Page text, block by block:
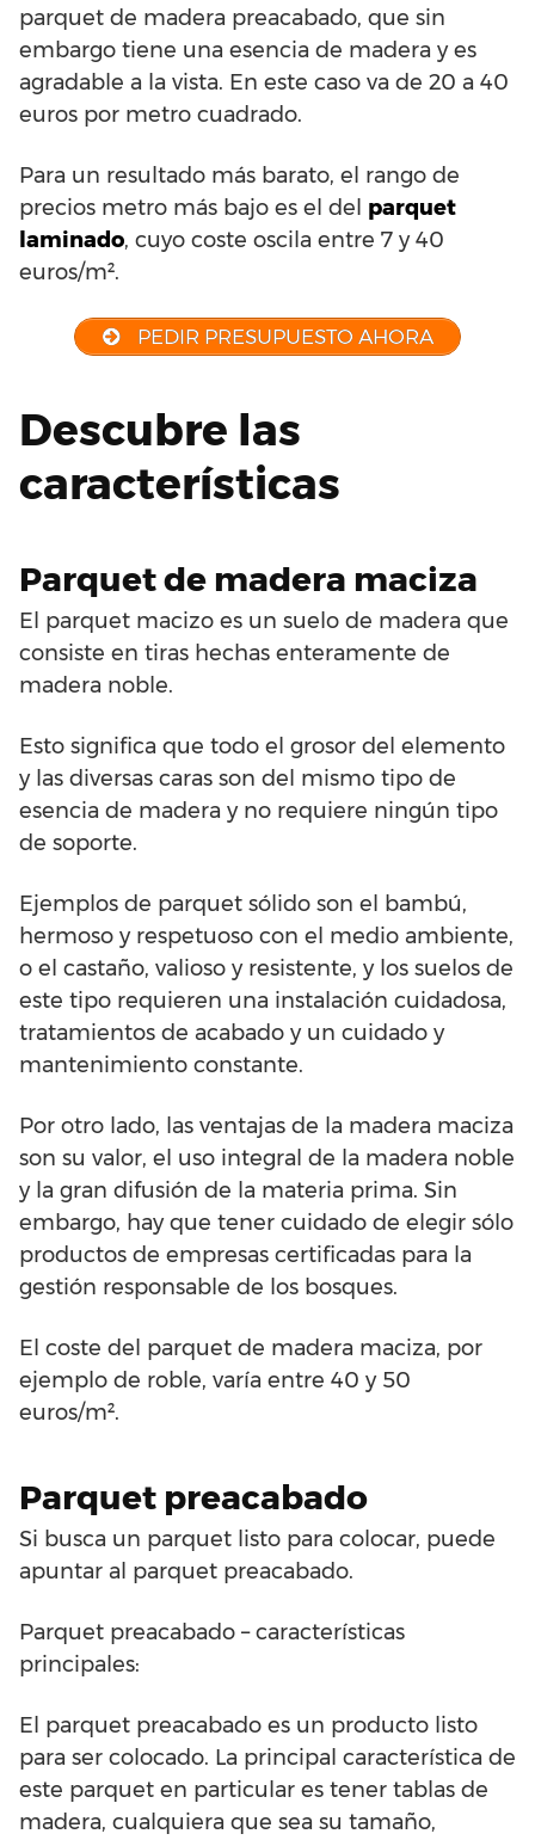
parquet de madera preacabado, que sin
embargo tiene una esencia de madera y es
agradable a la vista. En este caso va de 20 a 40
euros por metro cuadrado.
Para un resultado más barato, el rango de
precios metro más bajo es el del parquet
laminado, cuyo coste oscila entre 7 y 40
euros/m².
PEDIR PRESUPUESTO AHORA
Descubre las
características
Parquet de madera maciza
El parquet macizo es un suelo de madera que
consiste en tiras hechas enteramente de
madera noble.
Esto significa que todo el grosor del elemento
y las diversas caras son del mismo tipo de
esencia de madera y no requiere ningún tipo
de soporte.
Ejemplos de parquet sólido son el bambú,
hermoso y respetuoso con el medio ambiente,
o el castaño, valioso y resistente, y los suelos de
este tipo requieren una instalación cuidadosa,
tratamientos de acabado y un cuidado y
mantenimiento constante.
Por otro lado, las ventajas de la madera maciza
son su valor, el uso integral de la madera noble
y la gran difusión de la materia prima. Sin
embargo, hay que tener cuidado de elegir sólo
productos de empresas certificadas para la
gestión responsable de los bosques.
El coste del parquet de madera maciza, por
ejemplo de roble, varía entre 40 y 50
euros/m².
Parquet preacabado
Si busca un parquet listo para colocar, puede
apuntar al parquet preacabado.
Parquet preacabado – características
principales:
El parquet preacabado es un producto listo
para ser colocado. La principal característica de
este parquet en particular es tener tablas de
madera, cualquiera que sea su tamaño,